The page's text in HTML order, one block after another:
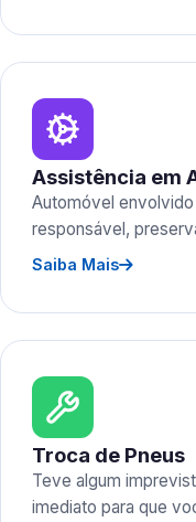
Assistência em
Automóvel
responsável,
Saiba Mais
Troca de Pneus
Teve algum
imediato para que